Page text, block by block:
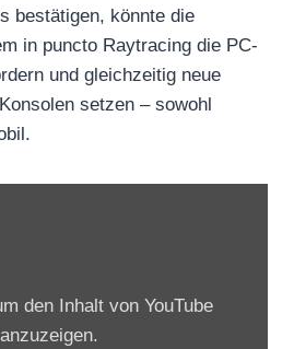
bestätigen, könnte die
in puncto Raytracing die PC-
und gleichzeitig neue
setzen – sowohl
den Inhalt von YouTube
anzuzeigen.